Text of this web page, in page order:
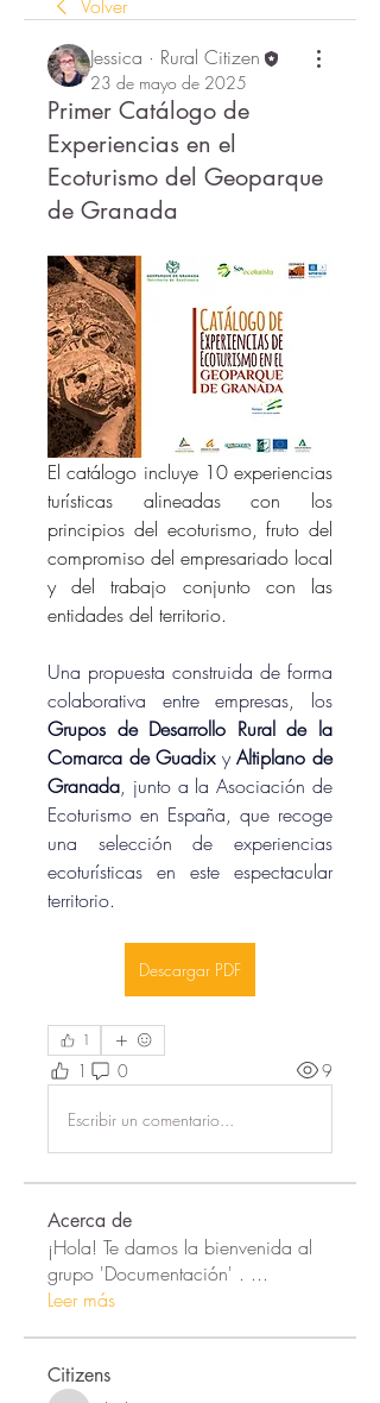
Volver
Jessica · Rural Citizen
23 de mayo de 2025
Primer Catálogo de
Experiencias en el
Ecoturismo del Geoparque
de Granada
El catálogo incluye 10 experiencias
turísticas alineadas con los
principios del ecoturismo, fruto del
compromiso del empresariado local
y del trabajo conjunto con las
entidades del territorio.
Una propuesta construida de forma
Grupos de Desarrollo Rural de la
Comarca de Guadix y Altiplano de
Granada, junto a la Asociación de
Ecoturismo en España, que recoge
una selección de experiencias
ecoturísticas en este espectacular
territorio.
Descargar PDF
1
1 0 9
Escribir un comentario...
Acerca de
¡Hola! Te damos la bienvenida al
grupo 'Documentación' . ...
Leer más
Citizens